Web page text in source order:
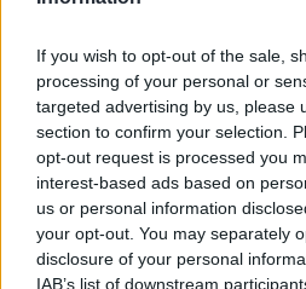
If you wish to opt-out of the sale,
processing of your personal or
targeted advertising by us, please
section to confirm your selection.
opt-out request is processed you
interest-based ads based on
us or personal information
your opt-out. You may separately
disclosure of your personal
IAB’s list of downstream
Hur vi skyddar
information
Vi använder lämpliga tekniska
åtgärder som kryptering, fysisk
åtkomstbegränsningar till vår
den personliga informationen